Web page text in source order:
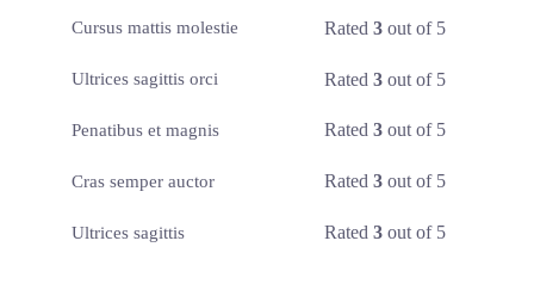
Cursus mattis molestie Rated3 out of 5
Ultrices sagittis orci Rated3 out of 5
Penatibus et magnis Rated3 out of 5
Cras semper auctor Rated3 out of 5
Ultrices sagittis Rated3 out of 5